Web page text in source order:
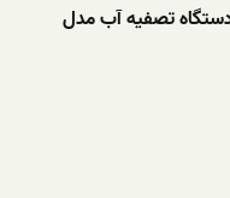
تصفیه آب مدل